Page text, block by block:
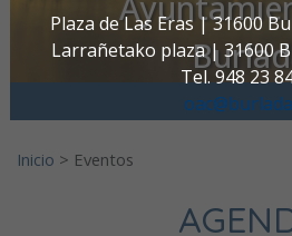
Plaza de Las Eras | 31600
Larrañetako plaza | 31600
Tel. 948 23
Inicio > Eventos